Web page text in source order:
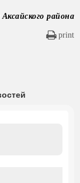
района
print